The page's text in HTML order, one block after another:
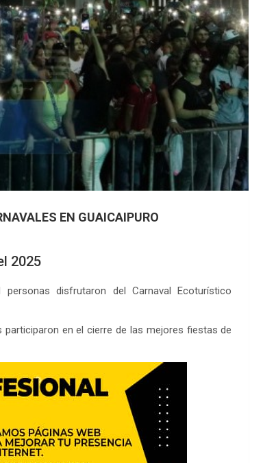
EN GUAICAIPURO
2025
disfrutaron del Carnaval Ecoturístico
en el cierre de las mejores fiestas de